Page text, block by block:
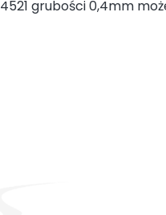
grubości 0,4mm